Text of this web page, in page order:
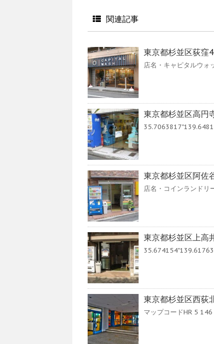
関連記事
東京都杉並区荻窪
店名・キャピタルウォ
東京都杉並区高円
東京都杉並区阿佐
店名・コインランドリ
東京都杉並区上高
東京都杉並区西荻
マップコードHR 5